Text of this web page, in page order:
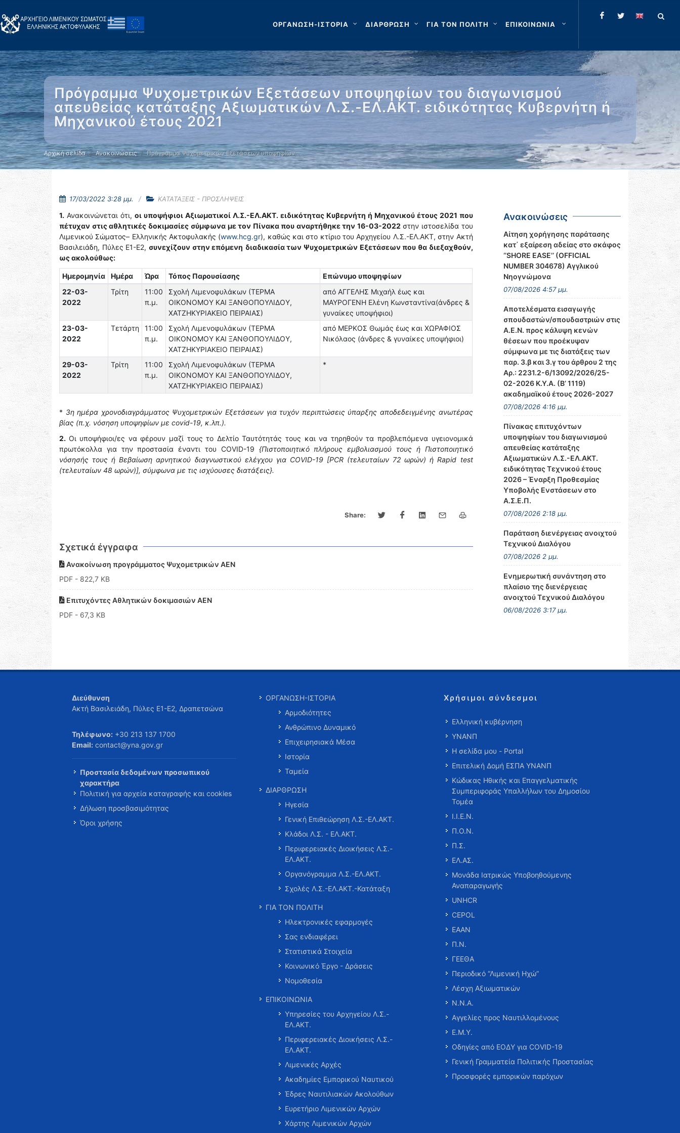
ΟΡΓΑΝΩΣΗ-ΙΣΤΟΡΙΑ ΔΙΑΡΘΡΩΣΗ ΓΙΑ ΤΟΝ ΠΟΛΙΤΗ ΕΠΙΚΟΙΝΩΝΙΑ
Πρόγραμμα Ψυχομετρικών Εξετάσεων υποψηφίων του διαγωνισμού
απευθείας κατάταξης Αξιωματικών Λ.Σ.-ΕΛ.ΑΚΤ. ειδικότητας Κυβερνήτη ή
Μηχανικού έτους 2021
Αρχική σελίδα Ανακοινώσεις Πρόγραμμα Ψυχομετρικών Εξετάσεων υποψηφίων …
17/03/2022 3:28 μμ. ΚΑΤΑΤΑΞΕΙΣ - ΠΡΟΣΛΗΨΕΙΣ
1. Ανακοινώνεται ότι, οι υποψήφιοι Αξιωματικοί Λ.Σ.-ΕΛ.ΑΚΤ. ειδικότητας Κυβερνήτη ή Μηχανικού έτους 2021 που
πέτυχαν στις αθλητικές δοκιμασίες σύμφωνα με τον Πίνακα που αναρτήθηκε την 16-03-2022 στην ιστοσελίδα του
Λιμενικού Σώματος– Ελληνικής Ακτοφυλακής (www.hcg.gr), καθώς και στο κτίριο του Αρχηγείου Λ.Σ.-ΕΛ.ΑΚΤ, στην Ακτή
Βασιλειάδη, Πύλες Ε1-Ε2, συνεχίζουν στην επόμενη διαδικασία των Ψυχομετρικών Εξετάσεων που θα διεξαχθούν,
ως ακολούθως:
Ημερομηνία Ημέρα Ώρα Τόπος Παρουσίασης
Επώνυμο υποψηφίων
22-03-
2022
Τρίτη
11:00
π.μ.
Σχολή Λιμενοφυλάκων (ΤΕΡΜΑ
ΟΙΚΟΝΟΜΟΥ ΚΑΙ ΞΑΝΘΟΠΟΥΛΙΔΟΥ,
ΧΑΤΖΗΚΥΡΙΑΚΕΙΟ ΠΕΙΡΑΙΑΣ)
από ΑΓΓΕΛΗΣ Μιχαήλ έως και
ΜΑΥΡΟΓΕΝΗ Ελένη Κωνσταντίνα(άνδρες &
γυναίκες υποψήφιοι)
23-03-
2022
Τετάρτη
11:00
π.μ.
Σχολή Λιμενοφυλάκων (ΤΕΡΜΑ
ΟΙΚΟΝΟΜΟΥ ΚΑΙ ΞΑΝΘΟΠΟΥΛΙΔΟΥ,
ΧΑΤΖΗΚΥΡΙΑΚΕΙΟ ΠΕΙΡΑΙΑΣ)
από ΜΕΡΚΟΣ Θωμάς έως και ΧΩΡΑΦΙΟΣ
Νικόλαος (άνδρες & γυναίκες υποψήφιοι)
29-03-
2022
Τρίτη
11:00
π.μ.
Σχολή Λιμενοφυλάκων (ΤΕΡΜΑ
ΟΙΚΟΝΟΜΟΥ ΚΑΙ ΞΑΝΘΟΠΟΥΛΙΔΟΥ,
ΧΑΤΖΗΚΥΡΙΑΚΕΙΟ ΠΕΙΡΑΙΑΣ)
*
* 3η ημέρα χρονοδιαγράμματος Ψυχομετρικών Εξετάσεων για τυχόν περιπτώσεις ύπαρξης αποδεδειγμένης ανωτέρας
βίας (π.χ. νόσηση υποψηφίων με covid-19, κ.λπ.).
2. Οι υποψήφιοι/ες να φέρουν μαζί τους το Δελτίο Ταυτότητάς τους και να τηρηθούν τα προβλεπόμενα υγειονομικά
πρωτόκολλα για την προστασία έναντι του COVID-19 {Πιστοποιητικό πλήρους εμβολιασμού τους ή Πιστοποιητικό
νόσησής τους ή Βεβαίωση αρνητικού διαγνωστικού ελέγχου για COVID-19 [PCR (τελευταίων 72 ωρών) ή Rapid test
(τελευταίων 48 ωρών)], σύμφωνα με τις ισχύουσες διατάξεις}.
Share:
Σχετικά έγγραφα
Ανακοίνωση προγράμματος Ψυχομετρικών AEN
PDF - 822,7 KB
Επιτυχόντες Αθλητικών δοκιμασιών AEN
PDF - 67,3 KB
Ανακοινώσεις
Αίτηση χορήγησης παράτασης
κατ΄ εξαίρεση αδείας στο σκάφος
‘’SHORE EASE’’ (OFFICIAL
NUMBER 304678) Αγγλικού
Νηογνώμονα
07/08/2026 4:57 μμ.
Αποτελέσματα εισαγωγής
σπουδαστών/σπουδαστριών στις
Α.Ε.Ν. προς κάλυψη κενών
θέσεων που προέκυψαν
σύμφωνα με τις διατάξεις των
παρ. 3.β και 3.γ του άρθρου 2 της
Αρ.: 2231.2-6/13092/2026/25-
02-2026 Κ.Υ.Α. (Β’ 1119)
ακαδημαϊκού έτους 2026-2027
07/08/2026 4:16 μμ.
Πίνακας επιτυχόντων
υποψηφίων του διαγωνισμού
απευθείας κατάταξης
Αξιωματικών Λ.Σ.-ΕΛ.ΑΚΤ.
ειδικότητας Τεχνικού έτους
2026 – Έναρξη Προθεσμίας
Υποβολής Ενστάσεων στο
Α.Σ.Ε.Π.
07/08/2026 2:18 μμ.
Παράταση διενέργειας ανοιχτού
Τεχνικού Διαλόγου
07/08/2026 2 μμ.
Ενημερωτική συνάντηση στο
πλαίσιο της διενέργειας
ανοιχτού Τεχνικού Διαλόγου
06/08/2026 3:17 μμ.
Διεύθυνση
Ακτή Βασιλειάδη, Πύλες Ε1-Ε2, Δραπετσώνα
Τηλέφωνο: +30 213 137 1700
Email: contact@yna.gov.gr
Προστασία δεδομένων προσωπικού
χαρακτήρα
Πολιτική για αρχεία καταγραφής και cookies
Δήλωση προσβασιμότητας
Όροι χρήσης
ΟΡΓΑΝΩΣΗ-ΙΣΤΟΡΙΑ
Αρμοδιότητες
Ανθρώπινο Δυναμικό
Επιχειρησιακά Μέσα
Ιστορία
Ταμεία
ΔΙΑΡΘΡΩΣΗ
Ηγεσία
Γενική Επιθεώρηση Λ.Σ.-ΕΛ.ΑΚΤ.
Κλάδοι Λ.Σ. - ΕΛ.ΑΚΤ.
Περιφερειακές Διοικήσεις Λ.Σ.-
ΕΛ.ΑΚΤ.
Οργανόγραμμα Λ.Σ.-ΕΛ.ΑΚΤ.
Σχολές Λ.Σ.-ΕΛ.ΑΚΤ.-Κατάταξη
ΓΙΑ ΤΟΝ ΠΟΛΙΤΗ
Ηλεκτρονικές εφαρμογές
Σας ενδιαφέρει
Στατιστικά Στοιχεία
Κοινωνικό Έργο - Δράσεις
Νομοθεσία
ΕΠΙΚΟΙΝΩΝΙΑ
Υπηρεσίες του Αρχηγείου Λ.Σ.-
ΕΛ.ΑΚΤ.
Περιφερειακές Διοικήσεις Λ.Σ.-
ΕΛ.ΑΚΤ.
Λιμενικές Αρχές
Ακαδημίες Εμπορικού Ναυτικού
Έδρες Ναυτιλιακών Ακολούθων
Ευρετήριο Λιμενικών Αρχών
Χάρτης Λιμενικών Αρχών
Χρήσιμοι σύνδεσμοι
Ελληνική κυβέρνηση
ΥΝΑΝΠ
Η σελίδα μου - Portal
Επιτελική Δομή ΕΣΠΑ ΥΝΑΝΠ
Κώδικας Ηθικής και Επαγγελματικής
Συμπεριφοράς Υπαλλήλων του Δημοσίου
Τομέα
Ι.Ι.Ε.Ν.
Π.Ο.Ν.
Π.Σ.
ΕΛ.ΑΣ.
Μονάδα Ιατρικώς Υποβοηθούμενης
Αναπαραγωγής
UNHCR
CEPOL
ΕΑΑΝ
Π.Ν.
ΓΕΕΘΑ
Περιοδικό “Λιμενική Ηχώ”
Λέσχη Αξιωματικών
Ν.Ν.Α.
Αγγελίες προς Ναυτιλλομένους
Ε.Μ.Υ.
Οδηγίες από ΕΟΔΥ για COVID-19
Γενική Γραμματεία Πολιτικής Προστασίας
Προσφορές εμπορικών παρόχων